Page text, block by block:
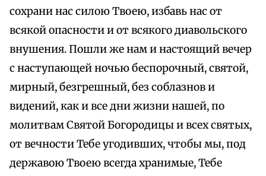
сохрани нас силою Твоею, избавь нас от
всякой опасности и от всякого диавольского
внушения. Пошли же нам и настоящий вечер
с наступающей ночью беспорочный, святой,
мирный, безгрешный, без соблазнов и
видений, как и все дни жизни нашей, по
молитвам Святой Богородицы и всех святых,
от вечности Тебе угодивших, чтобы мы, под
державою Твоею всегда хранимые, Тебе